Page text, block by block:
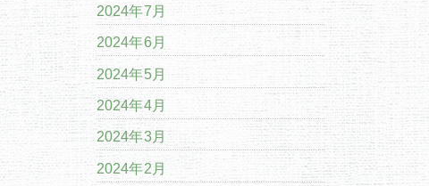
2024年7月
2024年6月
2024年5月
2024年4月
2024年3月
2024年2月